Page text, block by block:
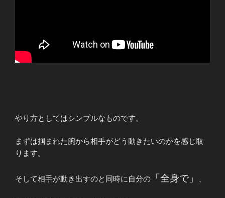
やり方としてはシンプルなものです。
まずは掴まれた腕から相手がどう動きたいのかを感じ取
ります。
そして相手が動き出すのと同時に自分の 「全身で」